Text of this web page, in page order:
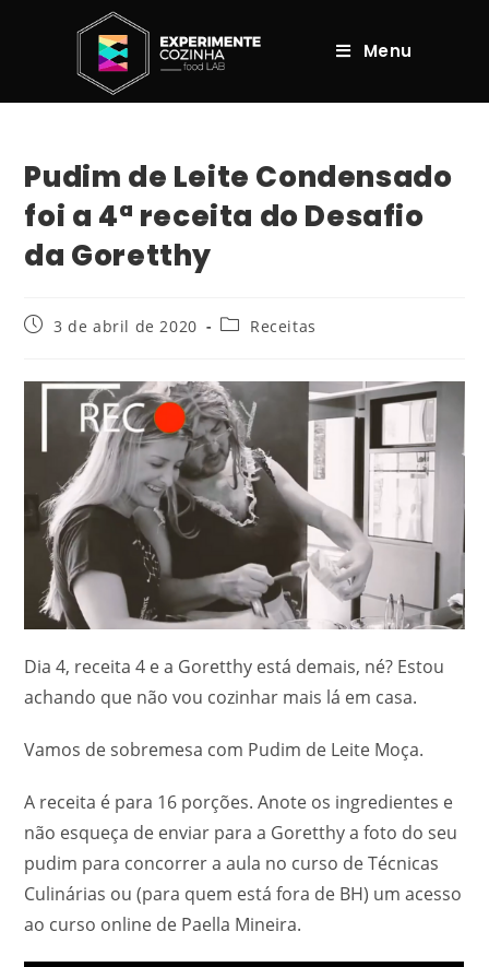
Menu
Pudim de Leite Condensado
foi a 4ª receita do Desafio
da Goretthy
3 de abril de 2020 Receitas
Dia 4, receita 4 e a Goretthy está demais, né? Estou
achando que não vou cozinhar mais lá em casa.
Vamos de sobremesa com Pudim de Leite Moça.
A receita é para 16 porções. Anote os ingredientes e
não esqueça de enviar para a Goretthy a foto do seu
pudim para concorrer a aula no curso de Técnicas
Culinárias ou (para quem está fora de BH) um acesso
ao curso online de Paella Mineira.